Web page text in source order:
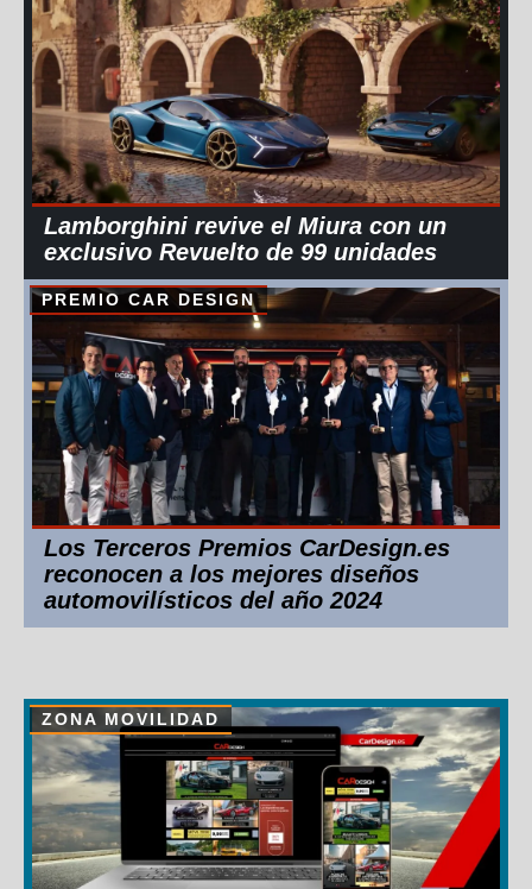
Lamborghini revive el Miura con un
exclusivo Revuelto de 99 unidades
PREMIO CAR DESIGN
Los Terceros Premios CarDesign.es
reconocen a los mejores diseños
automovilísticos del año 2024
ZONA MOVILIDAD